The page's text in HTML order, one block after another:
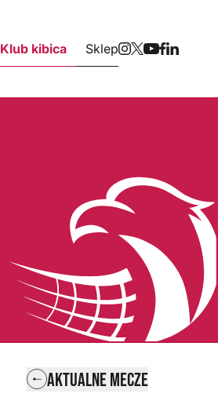
Klub kibica Sklep
AKTUALNE MECZE